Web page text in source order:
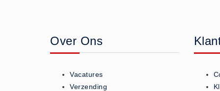
Koud - Warm kompressen (3)
Overige (1)
Teken - Beten sets (5)
Over Ons
Vacatures
Verzending